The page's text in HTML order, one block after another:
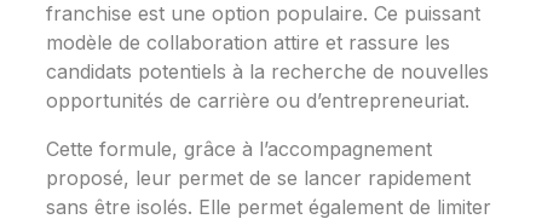
franchise est une option populaire. Ce puissant
modèle de collaboration attire et rassure les
candidats potentiels à la recherche de nouvelles
opportunités de carrière ou d’entrepreneuriat.
Cette formule, grâce à l’accompagnement
proposé, leur permet de se lancer rapidement
sans être isolés. Elle permet également de limiter